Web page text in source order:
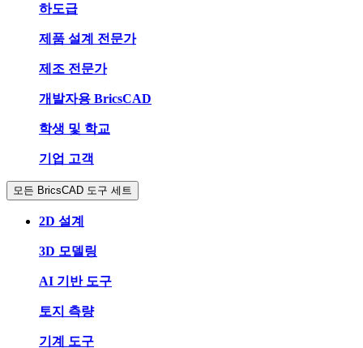
하도급
제품 설계 전문가
제조 전문가
개발자용 BricsCAD
학생 및 학교
기업 고객
모든 BricsCAD 도구 세트
2D 설계
3D 모델링
AI 기반 도구
토지 측량
기계 도구